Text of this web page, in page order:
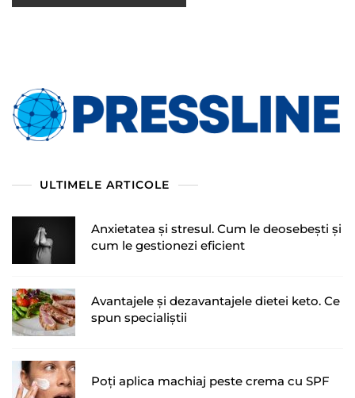
ULTIMELE ARTICOLE
Anxietatea și stresul. Cum le deosebești și
cum le gestionezi eficient
Avantajele și dezavantajele dietei keto. Ce
spun specialiștii
Poți aplica machiaj peste crema cu SPF